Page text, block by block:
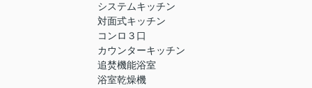
システムキッチン
対面式キッチン
コンロ３口
カウンターキッチン
追焚機能浴室
浴室乾燥機